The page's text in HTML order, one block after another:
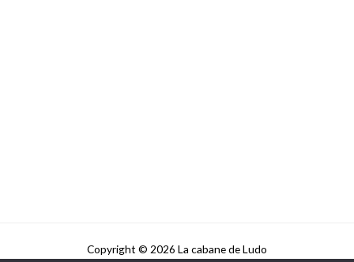
Copyright © 2026 La cabane de Ludo